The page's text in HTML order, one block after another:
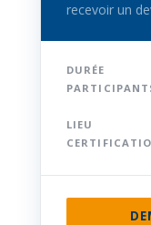
recevoir un
DURÉE
LIEU